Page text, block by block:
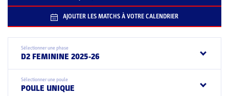
AJOUTER LES MATCHS À VOTRE CALENDRIER
Sélectionner une phase
D2 FEMININE 2025-26
Sélectionner une poule
POULE UNIQUE